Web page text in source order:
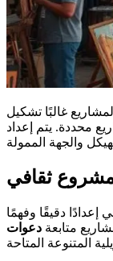
غالبًا تشكيل
محددة. يتم إعداد
ثقافي
دقيقًا وفهمًا
متابعة دعوات